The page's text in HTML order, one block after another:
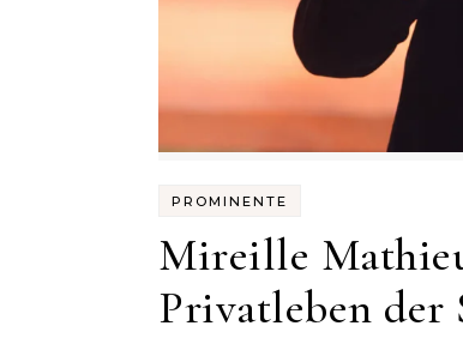
PROMINENTE
Mireille
Privatleben der